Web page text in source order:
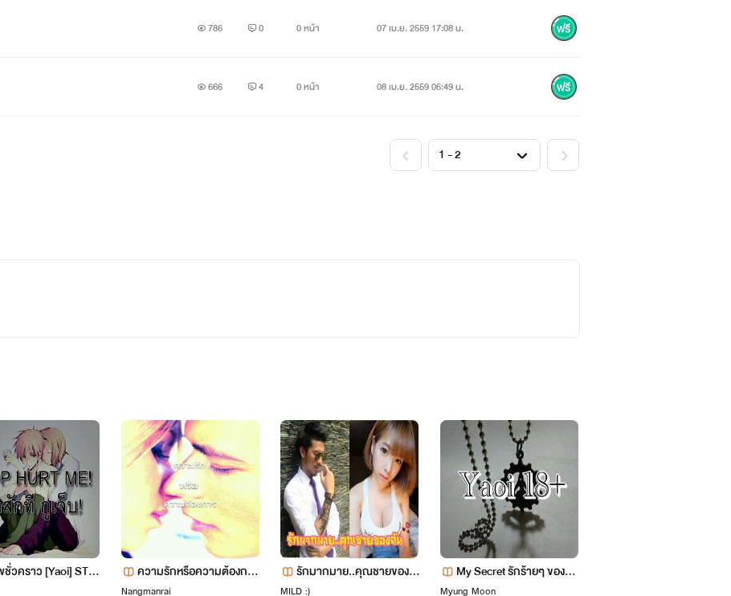
786 0 0 หน้า 07 เม.ย. 2559 17:08 น.
666 4 0 หน้า 08 เม.ย. 2559 06:49 น.
วคราว [Yaoi] STO
ME! พอสักที กูเจ็
ความรักหรือความต้องการ
NC+++
Nangmanrai
รักมากมาย..คุณชายของฉั
น
MILD :)
My Secret รักร้ายๆ ของนา
ยมีเกียร์ {Yaoi 18+}
Myung Moon